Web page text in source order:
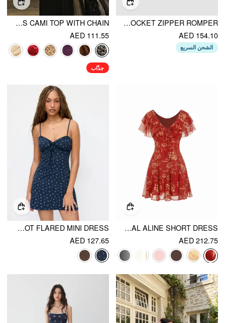
V-NECK ABSTRACT POCKET ZIPPER ROMPER
AED 154.10
الشحن السريع
LACE COWL NECK RUFFLED BACKLESS CAMI TOP WITH CHAIN
AED 111.55
جذّاب
CHIFFON V-NECK DOLMAN SLEEVE FLORAL ALINE SHORT DRESS
AED 212.75
COTTON FLORAL SWEETHEART TEXTURED BOWKNOT FLARED MINI DRESS
AED 127.65